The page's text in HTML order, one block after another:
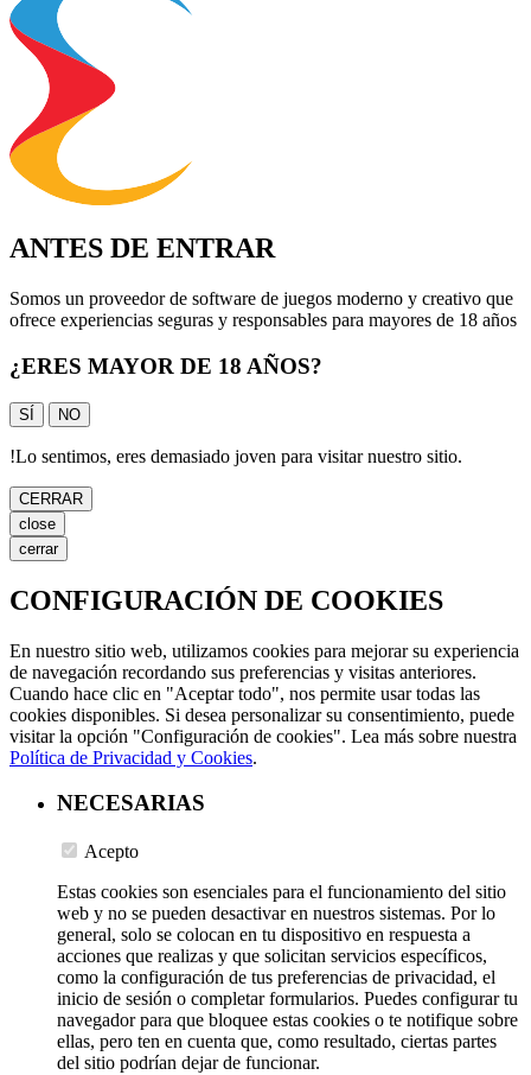
ANTES DE ENTRAR
Somos un proveedor de software de juegos moderno y creativo que
ofrece experiencias seguras y responsables para mayores de 18 años
¿ERES MAYOR DE 18 AÑOS?
SÍ NO
!Lo sentimos, eres demasiado joven para visitar nuestro sitio.
CERRAR
close
cerrar
CONFIGURACIÓN DE COOKIES
En nuestro sitio web, utilizamos cookies para mejorar su experiencia
de navegación recordando sus preferencias y visitas anteriores.
Cuando hace clic en "Aceptar todo", nos permite usar todas las
cookies disponibles. Si desea personalizar su consentimiento, puede
visitar la opción "Configuración de cookies". Lea más sobre nuestra
Política de Privacidad y Cookies.
NECESARIAS
Acepto
Estas cookies son esenciales para el funcionamiento del sitio
web y no se pueden desactivar en nuestros sistemas. Por lo
general, solo se colocan en tu dispositivo en respuesta a
acciones que realizas y que solicitan servicios específicos,
como la configuración de tus preferencias de privacidad, el
inicio de sesión o completar formularios. Puedes configurar tu
navegador para que bloquee estas cookies o te notifique sobre
ellas, pero ten en cuenta que, como resultado, ciertas partes
del sitio podrían dejar de funcionar.